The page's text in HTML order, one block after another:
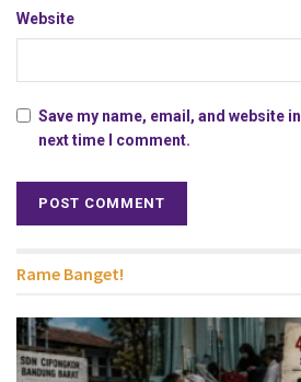
Website
Save my name, email, and website
next time I comment.
Rame Banget!